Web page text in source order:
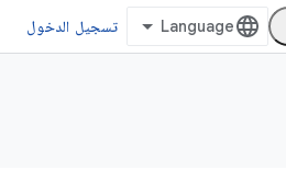
تسجيل الدخول